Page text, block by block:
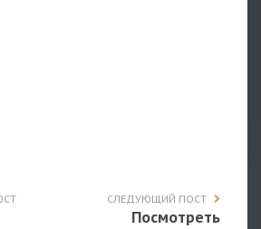
СЛЕДУЮЩИЙ ПОСТ
Посмотреть